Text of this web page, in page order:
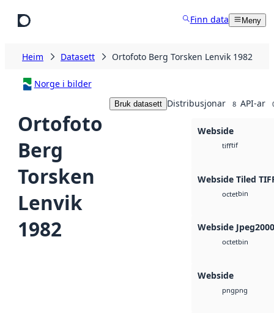
Finn data Meny
Heim Datasett Ortofoto Berg Torsken Lenvik 1982
Norge i bilder
Ortofoto
Berg
Torsken
Lenvik
1982
Bruk datasett Distribusjonar 8 API-ar
Webside
tifftif
Webside Tiled
octetbin
Webside Jpeg2000
octetbin
Webside
pngpng